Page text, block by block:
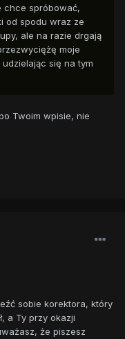
chce spróbować,
od spodu wraz ze
ale na razie drgają
moje
się na tym
Twoim wpisie, nie
sobie korektora, który
a Ty przy okazji
że piszesz